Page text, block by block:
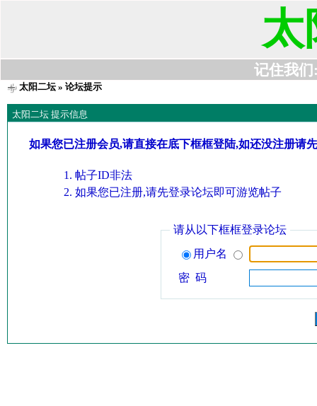
太
记住我们
太阳二坛» 论坛提示
太阳二坛 提示信息
如果您已注册会员,请直接在底下框框登陆,如还没注册请
帖子ID非法
如果您已注册,请先登录论坛即可游览帖子
请从以下框框登录论坛
用户名
密 码